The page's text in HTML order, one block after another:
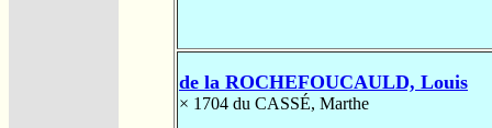
de la ROCHEFOUCAULD, Louis
× 1704 du CASSÉ, Marthe